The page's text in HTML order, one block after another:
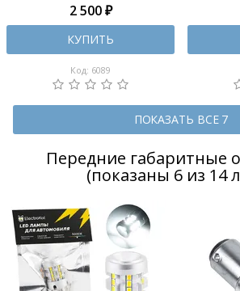
2 500 ₽
КУПИТЬ
Код: 6089
ПОКАЗАТЬ ВСЕ 7
Передние габаритные
(показаны 6 из 14